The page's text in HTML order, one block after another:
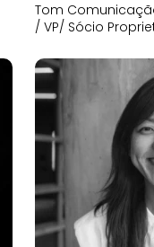
Tom
/ VP/ Sócio